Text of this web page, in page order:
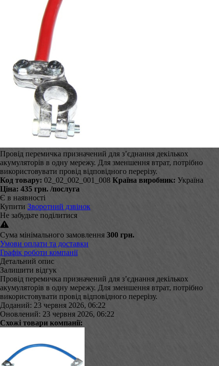
Провід перемичка призначений для з’єднання декількох
акумуляторів в одну мережу. Для зменшення втрат, потрібно
використовувати провід відповідного перерізу.
Код товару: 02_02_002_001_008 Країна виробник: Україна
Ціна: 435 грн. /послуга
Є в наявності
Купити Зворотний дзвінок
Не забудьте поділитися
Сума мінімального замовлення 300 грн.
Умови оплати та доставки
Графік роботи компанії
Детальний опис
Залишити відгук
Провід перемичка призначений для з’єднання декількох
акумуляторів в одну мережу. Для зменшення втрат, потрібно
використовувати провід відповідного перерізу.
Доданий: 23 червня 2026, 06:22
Оновлений: 23 червня 2026, 06:22
Схожі товари компанії: